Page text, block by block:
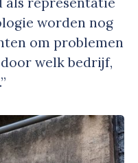
worden nog
om problemen
welk bedrijf,